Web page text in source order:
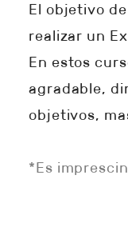
El objetivo
realizar un
En estos
agradable,
objetivos,
*Es